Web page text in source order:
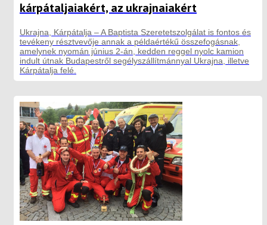
kárpátaljaiakért, az ukrajnaiakért
Ukrajna, Kárpátalja – A Baptista Szeretetszolgálat is fontos és
tevékeny résztvevője annak a példaértékű összefogásnak,
amelynek nyomán június 2-án, kedden reggel nyolc kamion
indult útnak Budapestről segélyszállítmánnyal Ukrajna, illetve
Kárpátalja felé.